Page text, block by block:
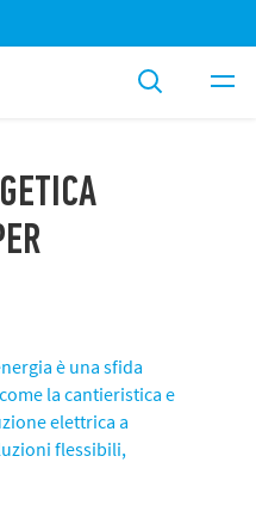
è una sfida
la cantieristica e
elettrica a
flessibili,